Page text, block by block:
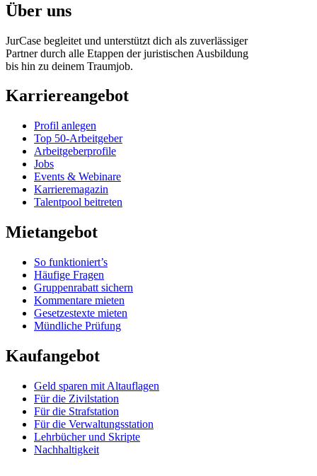
Über uns
JurCase begleitet und unterstützt dich als zuverlässiger
Partner durch alle Etappen der juristischen Ausbildung
bis hin zu deinem Traumjob.
Karriereangebot
Profil anlegen
Top 50-Arbeitgeber
Arbeitgeberprofile
Jobs
Events & Webinare
Karrieremagazin
Talentpool beitreten
Mietangebot
So funktioniert’s
Häufige Fragen
Gruppenrabatt sichern
Kommentare mieten
Gesetzestexte mieten
Mündliche Prüfung
Kaufangebot
Geld sparen mit Altauflagen
Für die Zivilstation
Für die Strafstation
Für die Verwaltungsstation
Lehrbücher und Skripte
Nachhaltigkeit